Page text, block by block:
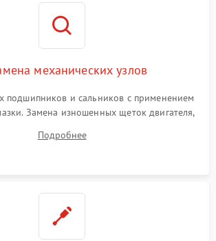
механических узлов
подшипников и сальников с применением
Замена изношенных щеток двигателя,
резиновой манжеты.
Подробнее